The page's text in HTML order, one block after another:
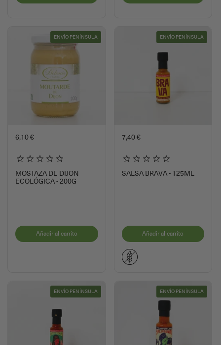
6,10 €
MOSTAZA DE DIJON
ECOLÓGICA - 200G
Añadir al carrito
ENVÍO PENÍNSULA
7,40 €
SALSA BRAVA - 125ML
Añadir al carrito
ENVÍO PENÍNSULA
ENVÍO PENÍNSULA ENVÍO PENÍNSULA